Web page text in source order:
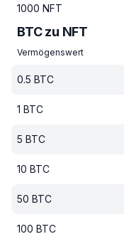
1000 NFT
BTC zu NFT
Vermögenswert
0.5 BTC
1 BTC
5 BTC
10 BTC
50 BTC
100 BTC